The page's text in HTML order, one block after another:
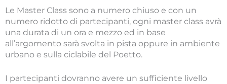
Le Master Class sono a numero chiuso e con un
numero ridotto di partecipanti, ogni master class avrà
una durata di un ora e mezzo ed in base
all’argomento sarà svolta in pista oppure in ambiente
urbano e sulla ciclabile del Poetto.
I partecipanti dovranno avere un sufficiente livello